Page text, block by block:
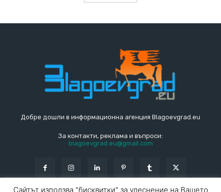
Добре дошли в информационна агенция Blagoevgrad.eu
За контакти, реклама и въпроси:
blagoevgrad.eu@gmail.com
Сайтът използва "бисквитки" за улеснение на Вашето